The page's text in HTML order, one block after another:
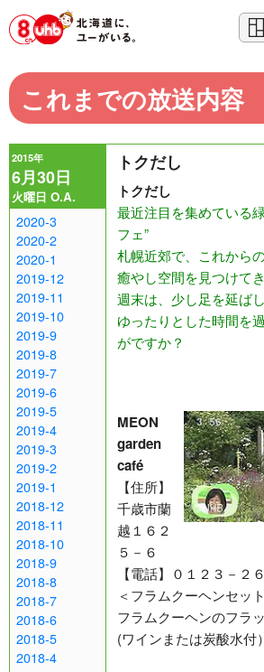
これまでの放送内容
2015年
6月30日
火曜日 O.A.
2020-3
2020-2
2020-1
2019-12
2019-11
2019-10
2019-9
2019-8
2019-7
2019-6
2019-5
2019-4
2019-3
2019-2
2019-1
2018-12
2018-11
2018-10
2018-9
2018-8
2018-7
2018-6
2018-5
2018-4
トクだし
トクだし
最近注目を集めている
フェ”
札幌近郊で、これから
癒やし空間を見つけてき
週末は、少し足を延ば
ゆったりとした時間を
がですか？
MEON
garden
café
【住所】
千歳市蘭
越１６２
５－６
【電話】０１２３－２
＜フラムクーヘンセッ
フラムクーヘンのフラ
(ワインまたは炭酸水